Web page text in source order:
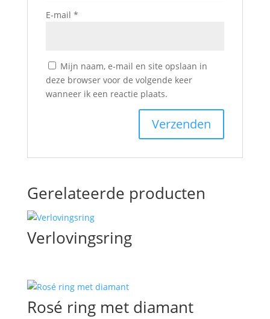
E-mail *
Mijn naam, e-mail en site opslaan in
deze browser voor de volgende keer
wanneer ik een reactie plaats.
Gerelateerde producten
Verlovingsring
Rosé ring met diamant